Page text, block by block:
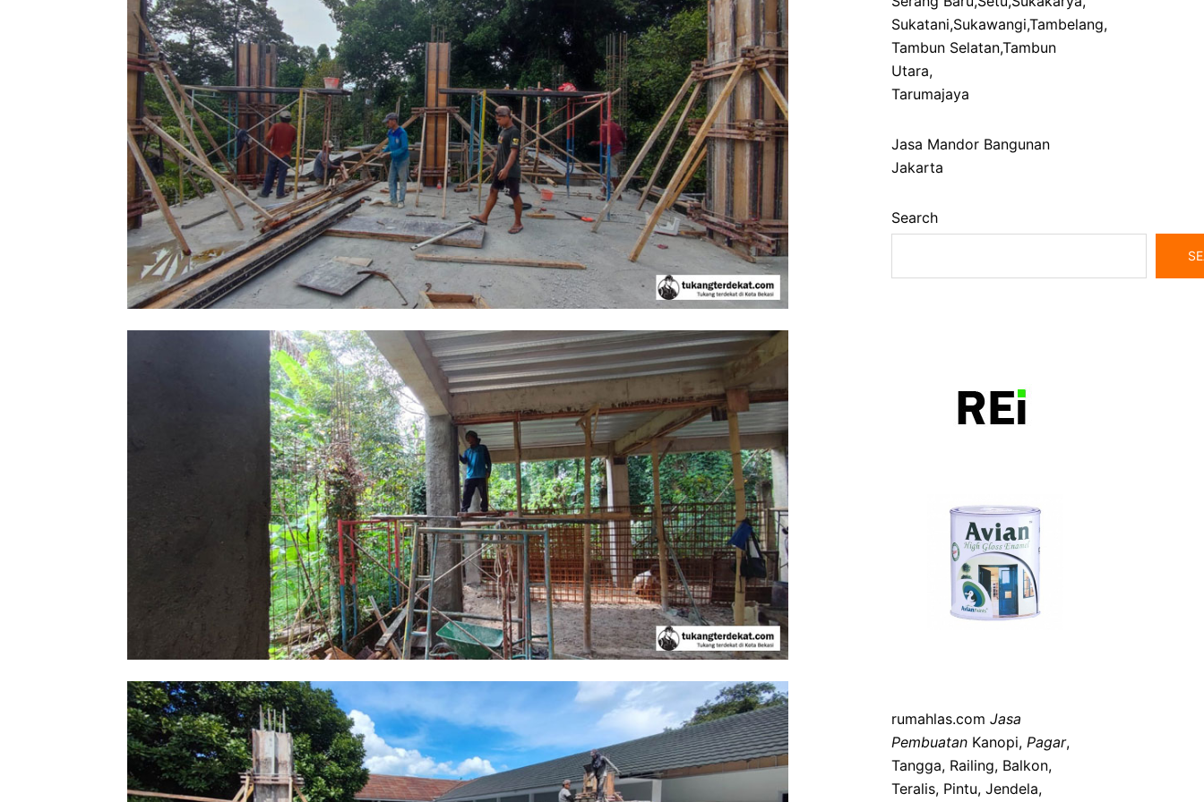
Sukatani,Sukawangi,Tambelang,
Tambun Selatan,Tambun
Utara,
Tarumajaya
Jasa Mandor Bangunan
Jakarta
Search
rumahlas.com Jasa
PembuatanKanopi, Pagar,
Tangga, Railing, Balkon,
Teralis, Pintu, Jendela,